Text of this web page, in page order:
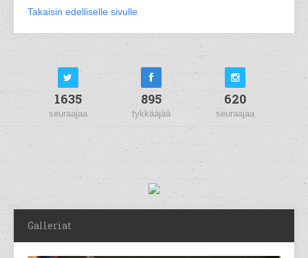
Takaisin edelliselle sivulle
1635
seuraajaa
895
tykkääjää
620
seuraajaa
Galleriat